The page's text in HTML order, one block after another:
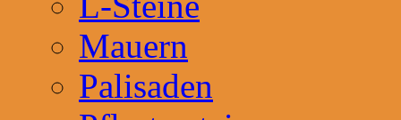
Mauern
Palisaden